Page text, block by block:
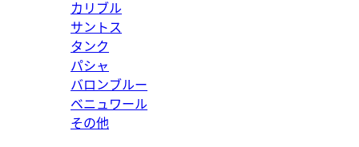
カリブル
サントス
タンク
パシャ
バロンブルー
ベニュワール
その他